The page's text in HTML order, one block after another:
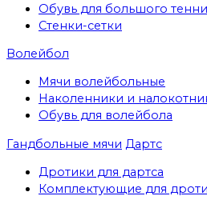
Обувь для большого
Стенки-сетки
Волейбол
Мячи волейбольные
Наколенники и
Обувь для волейбола
Гандбольные мячи Дартс
Дротики для дартса
Комплектующие для